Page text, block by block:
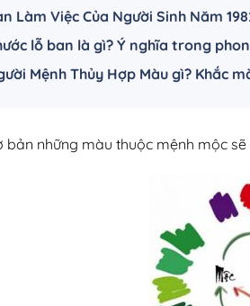
Làm Việc Của Người Sinh Năm
lỗ ban là gì? Ý nghĩa trong
Mệnh Thủy Hợp Màu gì? Khắc
bản những màu thuộc mệnh mộc